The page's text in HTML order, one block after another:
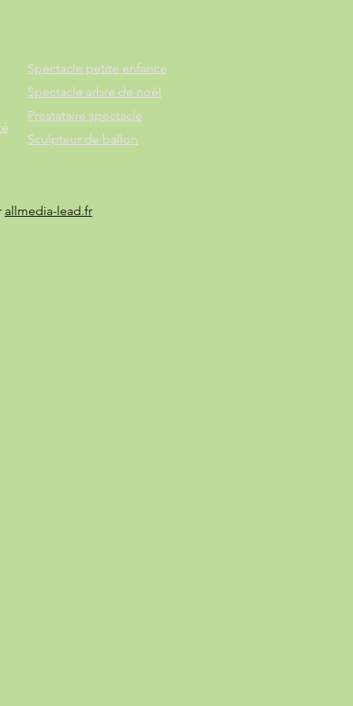
Spectacle petite enfance
Spectacle arbre de noël
Prestataire spectacle
Sculpteur de ballon
allmedia-lead.fr